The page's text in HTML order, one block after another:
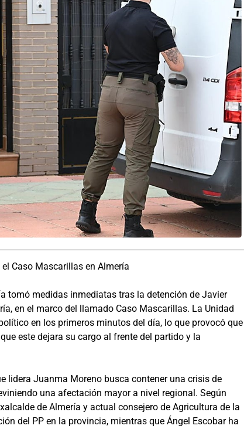
Caso Mascarillas en Almería
tomó medidas inmediatas tras la detención de Javier
en el marco del llamado Caso Mascarillas. La Unidad
en los primeros minutos del día, lo que provocó que
este dejara su cargo al frente del partido y la
lidera Juanma Moreno busca contener una crisis de
una afectación mayor a nivel regional. Según
de Almería y actual consejero de Agricultura de la
del PP en la provincia, mientras que Ángel Escobar ha